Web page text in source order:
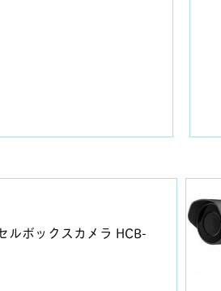
ルボックスカメラ HCB-